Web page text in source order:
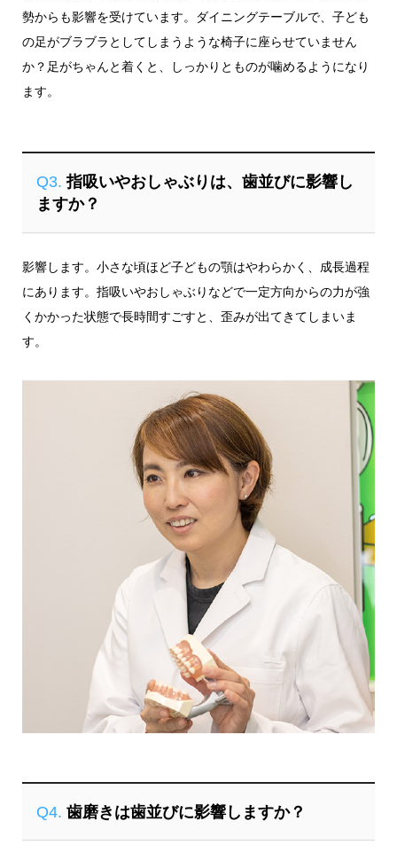
勢からも影響を受けています。ダイニングテーブルで、子ども
の足がブラブラとしてしまうような椅子に座らせていません
か？足がちゃんと着くと、しっかりとものが噛めるようになり
ます。
Q3. 指吸いやおしゃぶりは、歯並びに影響し
ますか？
影響します。小さな頃ほど子どもの顎はやわらかく、成長過程
にあります。指吸いやおしゃぶりなどで一定方向からの力が強
くかかった状態で長時間すごすと、歪みが出てきてしまいま
す。
Q4. 歯磨きは歯並びに影響しますか？